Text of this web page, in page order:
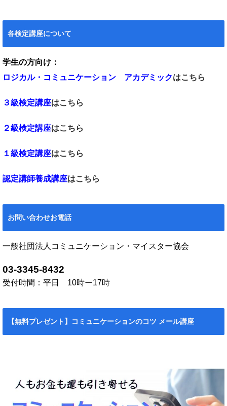
各検定講座について
学生の方向け：
ロジカル・コミュニケーション アカデミックはこちら
３級検定講座はこちら
２級検定講座はこちら
１級検定講座はこちら
認定講師養成講座はこちら
お問い合わせお電話
一般社団法人コミュニケーション・マイスター協会
03-3345-8432
受付時間：平日 10時ー17時
【無料プレゼント】コミュニケーションのコツ メール講座